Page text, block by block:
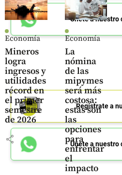
Economía
Mineros
logra
ingresos y
utilidades
récord en
el primer
semestre
de 2026
share
Economía
La
nómina
de las
mipymes
será más
costosa:
estas son
las
opciones
para
enfrentar
el
impacto
Únete a nuestro
Regístrate a
Únete a nuestro